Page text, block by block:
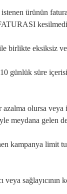
ürünün
birlikte eksiksiz
günlük süre
olursa
meydana
kampanya limit
veya